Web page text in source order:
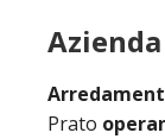
Azienda
Prato